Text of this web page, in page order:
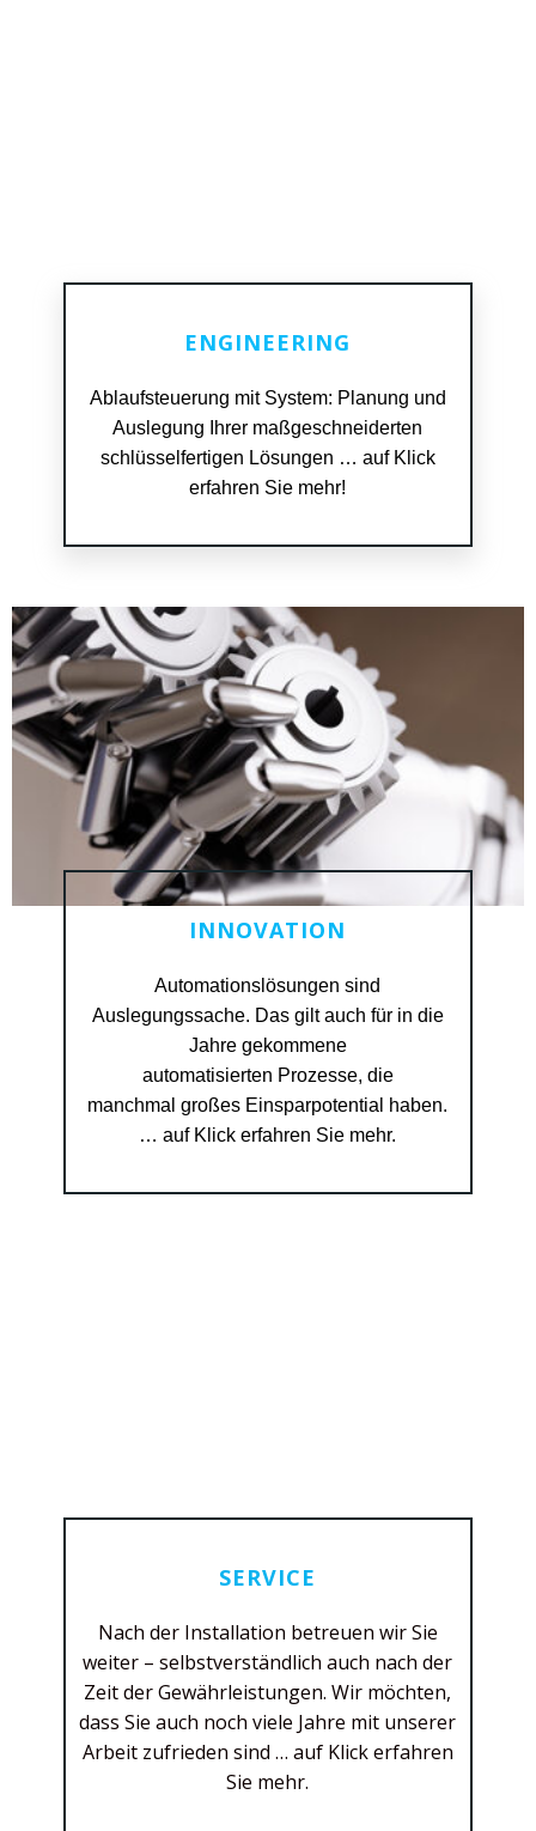
ENGINEERING
Ablaufsteuerung mit System: Planung und
Auslegung Ihrer maßgeschneiderten
schlüsselfertigen Lösungen … auf Klick
erfahren Sie mehr!
READ MORE
INNOVATION
Automationslösungen sind
Auslegungssache. Das gilt auch für in die
Jahre gekommene
automatisierten Prozesse, die
manchmal großes Einsparpotential haben.
… auf Klick erfahren Sie mehr.
READ MORE
SERVICE
Nach der Installation betreuen wir Sie
weiter – selbstverständlich auch nach der
Zeit der Gewährleistungen. Wir möchten,
dass Sie auch noch viele Jahre mit unserer
Arbeit zufrieden sind … auf Klick erfahren
Sie mehr.